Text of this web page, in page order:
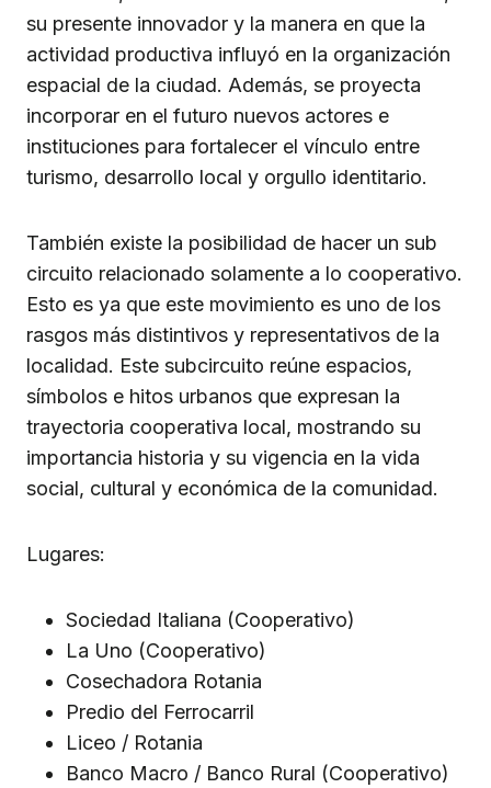
su presente innovador y la manera en que la
actividad productiva influyó en la organización
espacial de la ciudad. Además, se proyecta
incorporar en el futuro nuevos actores e
instituciones para fortalecer el vínculo entre
turismo, desarrollo local y orgullo identitario.
También existe la posibilidad de hacer un sub
circuito relacionado solamente a lo cooperativo.
Esto es ya que este movimiento es uno de los
rasgos más distintivos y representativos de la
localidad. Este subcircuito reúne espacios,
símbolos e hitos urbanos que expresan la
trayectoria cooperativa local, mostrando su
importancia historia y su vigencia en la vida
social, cultural y económica de la comunidad.
Lugares:
Sociedad Italiana (Cooperativo)
La Uno (Cooperativo)
Cosechadora Rotania
Predio del Ferrocarril
Liceo / Rotania
Banco Macro / Banco Rural (Cooperativo)